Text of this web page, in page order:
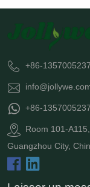
+86-
+86-
Room 101-
Guangzhou City,